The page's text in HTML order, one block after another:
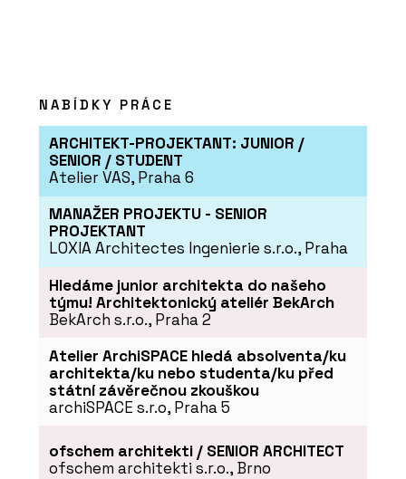
NABÍDKY PRÁCE
ARCHITEKT-PROJEKTANT: JUNIOR /
SENIOR / STUDENT
Atelier VAS, Praha 6
MANAŽER PROJEKTU - SENIOR
PROJEKTANT
LOXIA Architectes Ingenierie s.r.o., Praha
Hledáme junior architekta do našeho
týmu! Architektonický ateliér BekArch
BekArch s.r.o., Praha 2
Atelier ArchiSPACE hledá absolventa/ku
architekta/ku nebo studenta/ku před
státní závěrečnou zkouškou
archiSPACE s.r.o, Praha 5
ofschem architekti / SENIOR ARCHITECT
ofschem architekti s.r.o., Brno